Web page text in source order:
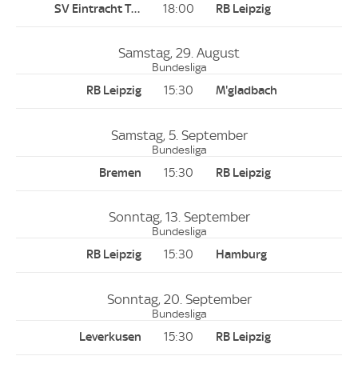
18:00
Samstag, 29. August
Bundesliga
15:30
Samstag, 5. September
Bundesliga
15:30
Sonntag, 13. September
Bundesliga
15:30
Sonntag, 20. September
Bundesliga
15:30